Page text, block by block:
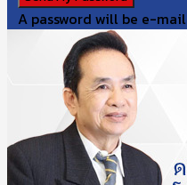
A password will be e-